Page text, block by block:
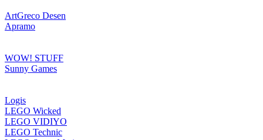
ArtGreco Desen
Apramo
WOW! STUFF
Sunny Games
Logis
LEGO Wicked
LEGO VIDIYO
LEGO Technic